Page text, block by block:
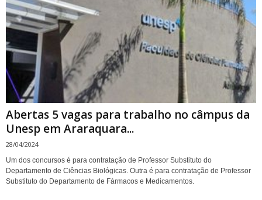
Abertas 5 vagas para trabalho no câmpus da
Unesp em Araraquara...
28/04/2024
Um dos concursos é para contratação de Professor Substituto do
Departamento de Ciências Biológicas. Outra é para contratação de Professor
Substituto do Departamento de Fármacos e Medicamentos.